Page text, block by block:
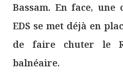
Bassam. En face, une
EDS se met déjà en
de faire chuter le
balnéaire.